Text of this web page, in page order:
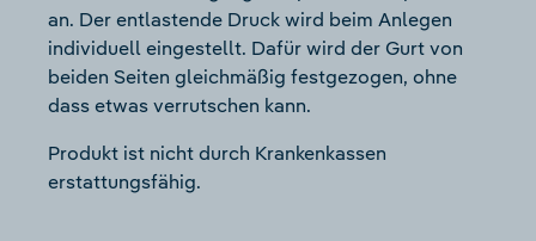
an. Der entlastende Druck wird beim Anlegen
individuell eingestellt. Dafür wird der Gurt von
beiden Seiten gleichmäßig festgezogen, ohne
dass etwas verrutschen kann.
Produkt ist nicht durch Krankenkassen
erstattungsfähig.